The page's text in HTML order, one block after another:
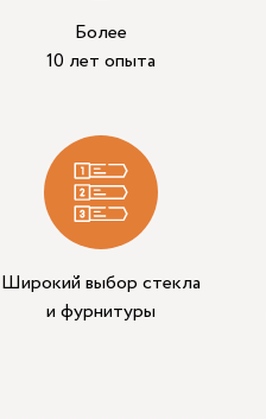
Более
10 лет опыта
Широкий выбор стекла
и фурнитуры